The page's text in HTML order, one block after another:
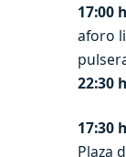
17:00
aforo
22:30
17:30
Plaza